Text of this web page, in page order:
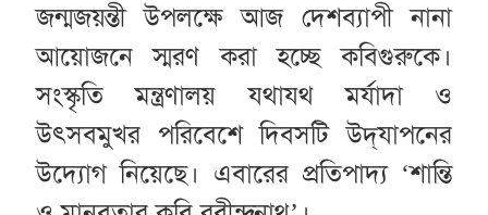
জন্মজয়ন্তী উপলক্ষে আজ দেশব্যাপী নানা
আয়োজনে স্মরণ করা হচ্ছে কবিগুরুকে।
সংস্কৃতি মন্ত্রণালয় যথাযথ মর্যাদা ও
উৎসবমুখর পরিবেশে দিবসটি উদ্‌যাপনের
উদ্যোগ নিয়েছে। এবারের প্রতিপাদ্য ‘শান্তি